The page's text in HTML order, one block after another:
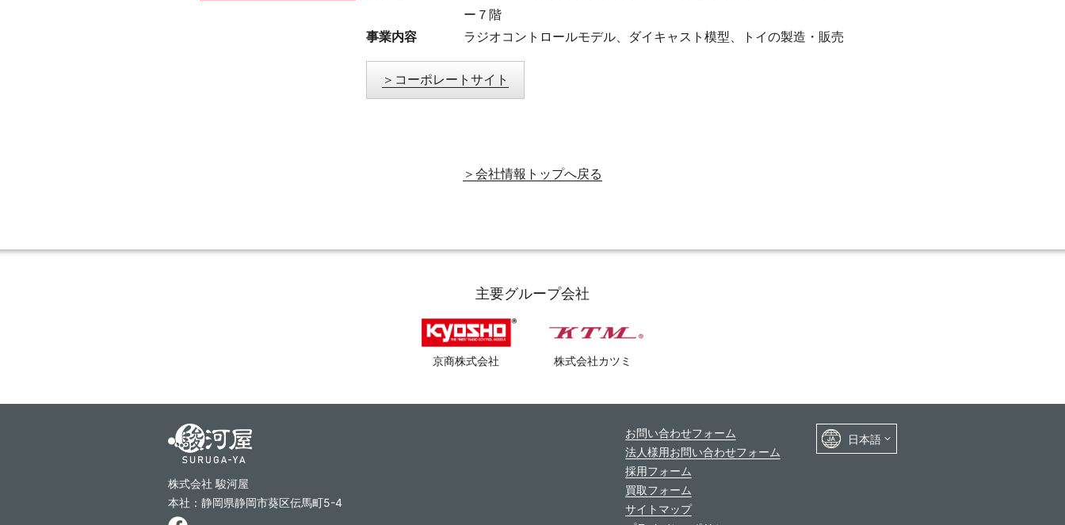
ー７階
事業内容
ラジオコントロールモデル、ダイキャスト模型、トイの製造・販売
コーポレートサイト
会社情報トップへ戻る
主要グループ会社
京商株式会社 株式会社カツミ
株式会社 駿河屋
本社：静岡県静岡市葵区伝馬町5-4
お問い合わせフォーム
法人様用お問い合わせフォーム
採用フォーム
買取フォーム
サイトマップ